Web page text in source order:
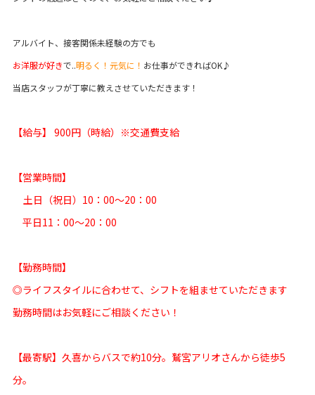
アルバイト、接客関係未経験の方でも
お洋服が好きで..明るく！元気に！ お仕事ができればOK♪
当店スタッフが丁寧に教えさせていただきます！
【給与】 900円（時給）※交通費支給
【営業時間】
土日（祝日）10：00〜20：00
平日11：00〜20：00
【勤務時間】
◎ライフスタイルに合わせて、シフトを組ませていただきます
勤務時間はお気軽にご相談ください！
【最寄駅】久喜からバスで約10分。鷲宮アリオさんから徒歩5
分。